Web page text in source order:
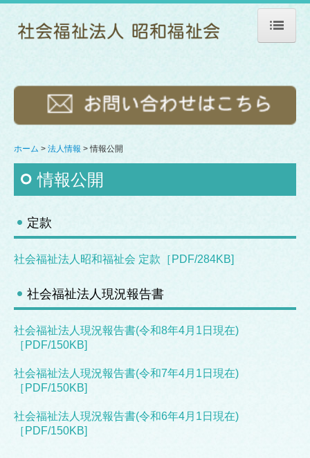
法人情報
情報公開
ご利用案内
昭和ホーム ユニット館
ショートステイ
居宅介護支援事業
訪問介護（ホームヘルパー）
外出支援サービス
配食サービス
アクセス
ホーム 法人情報 情報公開
情報公開
定款
社会福祉法人昭和福祉会 定款［PDF/284KB]
社会福祉法人現況報告書
社会福祉法人現況報告書(令和8年4月1日現在)
［PDF/150KB]
社会福祉法人現況報告書(令和7年4月1日現在)
［PDF/150KB]
社会福祉法人現況報告書(令和6年4月1日現在)
［PDF/150KB]